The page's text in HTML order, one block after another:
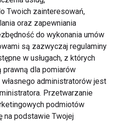
Jakie zabiegi
stomatologiczne
pomogą Ci zadbać o
piękny uśmiech?
Twoich zainteresowań,
oraz zapewniania
do wykonania umów
są zazwyczaj regulaminy
w usługach, z których
dla pomiarów
administratorów jest
Przetwarzanie
podmiotów
na podstawie Twojej